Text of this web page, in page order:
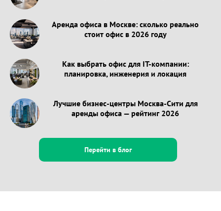
Аренда офиса в Москве: сколько реально
стоит офис в 2026 году
Как выбрать офис для IT-компании:
планировка, инженерия и локация
Лучшие бизнес-центры Москва-Сити для
аренды офиса — рейтинг 2026
Перейти в блог